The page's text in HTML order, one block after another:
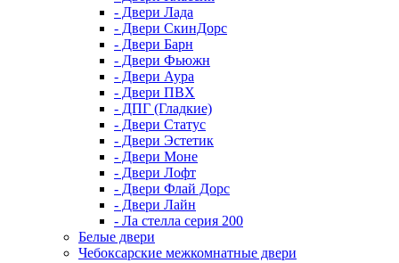
- Двери Лада
- Двери СкинДорс
- Двери Барн
- Двери Фьюжн
- Двери Аура
- Двери ПВХ
- ДПГ (Гладкие)
- Двери Статус
- Двери Эстетик
- Двери Моне
- Двери Лофт
- Двери Флай Дорс
- Двери Лайн
- Ла стелла серия 200
Белые двери
Чебоксарские межкомнатные двери